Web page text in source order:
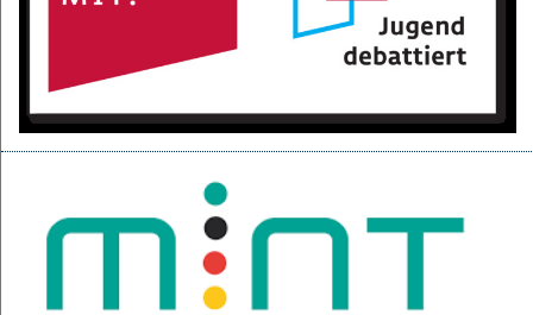
Null-Tage-Feier und Ferien!